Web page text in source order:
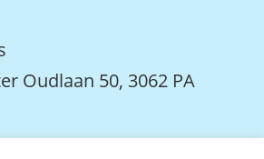
Oudlaan 50, 3062 PA